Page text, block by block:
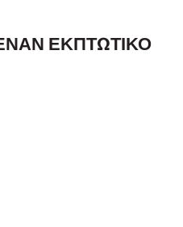
ΕΚΠΤΩΤΙΚΌ